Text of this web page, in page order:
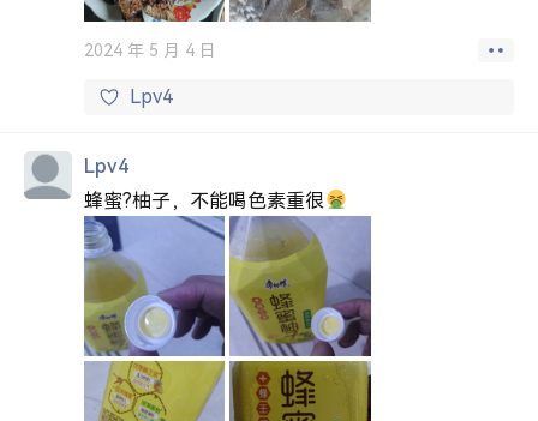
2024 年 5 月 4 日
Lpv4
Lpv4
蜂蜜?柚子，不能喝色素重很